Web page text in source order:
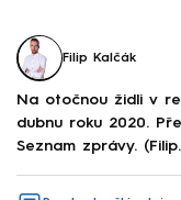
Filip Kalčák
Na otočnou židli v
dubnu roku 2020.
Seznam zprávy.